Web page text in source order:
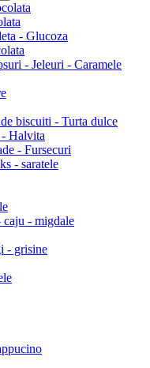
- Glucoza
- Jeleuri - Caramele
biscuiti - Turta dulce
Halvita
- Fursecuri
- saratele
- migdale
- grisine